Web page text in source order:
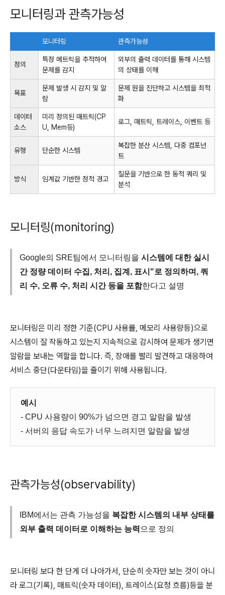
모니터링과 관측가능성
모니터링 관측가능성
정의
특정 메트릭을 추적하여
문제를 감지
외부의 출력 데이터를 통해 시스템
의 상태를 이해
목표
문제 발생 시 감지 및 알
람
문제 원을 진단하고 시스템을 최적
화
데이터
소스
미리 정의된 매트릭(CP
U, Mem등)
로그, 매트릭, 트레이스, 이벤트 등
유형 단순한 시스템
복잡한 분산 시스템, 다중 컴포넌
트
방식 임계값 기반한 정적 경고
질문을 기반으로 한 동적 쿼리 및
분석
모니터링(monitoring)
Google의 SRE팀에서 모니터링을 시스템에 대한 실시
간 정량 데이터 수집, 처리, 집계, 표시"로 정의하며, 쿼
리 수, 오류 수, 처리 시간 등을 포함한다고 설명
모니터링은 미리 정한 기준(CPU 사용률, 메모리 사용량등)으로
시스템이 잘 작동하고 있는지 지속적으로 감시하여 문제가 생기면
알람을 보내는 역할을 합니다. 즉, 장애를 빨리 발견하고 대응하여
서비스 중단(다운타임)을 줄이기 위해 사용됩니다.
예시
- CPU 사용량이 90%가 넘으면 경고 알람을 발생
- 서버의 응답 속도가 너무 느려지면 알람을 발생
관측가능성(observability)
IBM에서는 관측 가능성을 복잡한 시스템의 내부 상태를
외부 출력 데이터로 이해하는 능력 으로 정의
모니터링 보다 한 단게 더 나아가서, 단순히 숫자만 보는 것이 아니
라 로그(기록), 매트릭(숫자 데이터), 트레이스(요청 흐름)등을 분